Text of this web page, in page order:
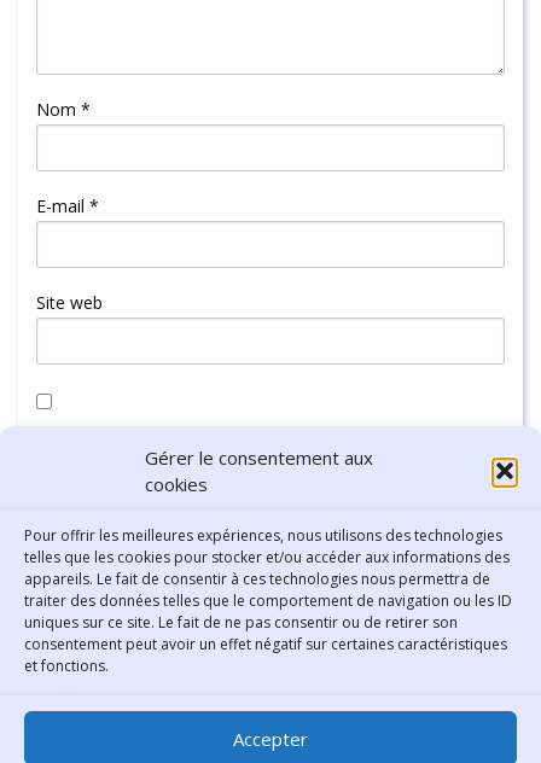
Gérer le consentement aux
cookies
Pour offrir les meilleures expériences, nous utilisons des technologies
telles que les cookies pour stocker et/ou accéder aux informations des
appareils. Le fait de consentir à ces technologies nous permettra de
traiter des données telles que le comportement de navigation ou les ID
uniques sur ce site. Le fait de ne pas consentir ou de retirer son
consentement peut avoir un effet négatif sur certaines caractéristiques
et fonctions.
Accepter
Nom *
E-mail *
Site web
navigateur pour mon prochain commentaire.
Bibliothèque municipale de